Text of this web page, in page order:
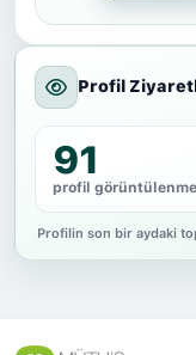
Profil
91
profil
Profilin son bir aydaki